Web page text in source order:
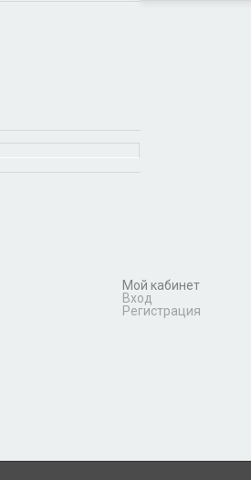
Мой кабинет
Вход
Регистрация